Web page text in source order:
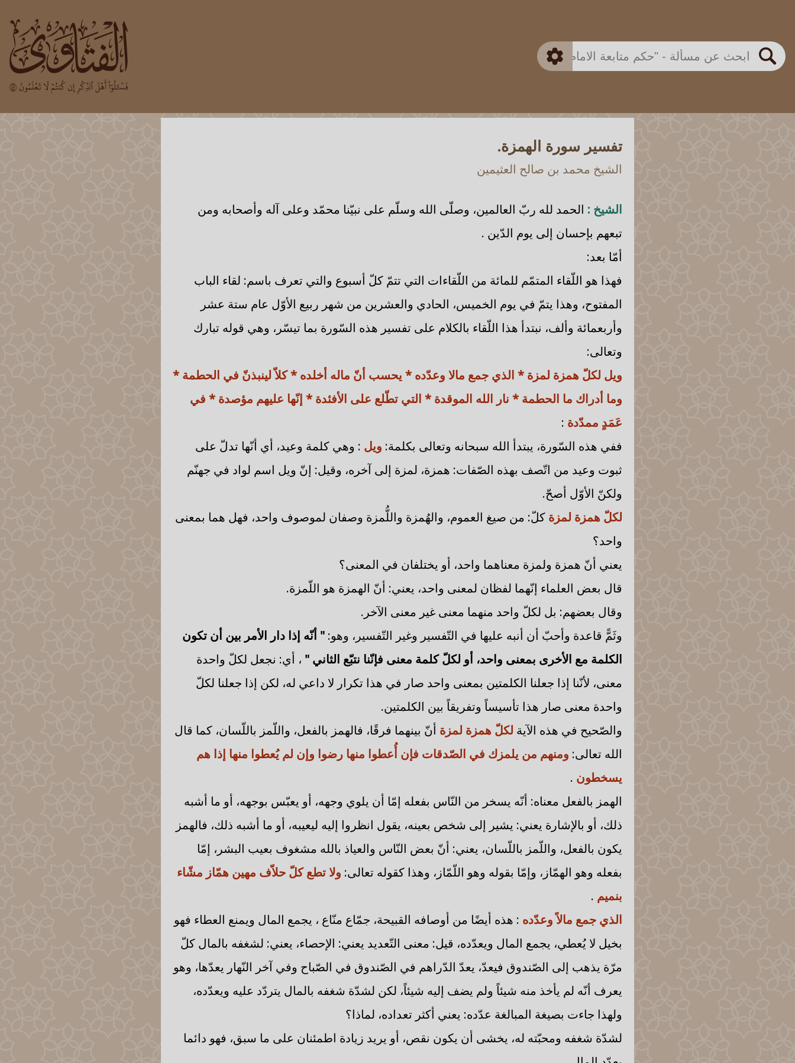
بحث
اللجنة الدائمة
متقدم
تفسير سورة الهمزة.
الشيخ محمد بن صالح العثيمين
الشيخ : الحمد لله ربّ العالمين، وصلّى الله وسلّم على نبيّنا محمّد وعلى آله وأصحابه ومن
تبعهم بإحسان إلى يوم الدّين .
أمّا بعد:
فهذا هو اللّقاء المتمّم للمائة من اللّقاءات التي تتمّ كلّ أسبوع والتي تعرف باسم: لقاء الباب
المفتوح، وهذا يتمّ في يوم الخميس، الحادي والعشرين من شهر ربيع الأوّل عام ستة عشر
وأربعمائة وألف، نبتدأ هذا اللّقاء بالكلام على تفسير هذه السّورة بما تيسّر، وهي قوله تبارك
وتعالى:
ويل لكلّ همزة لمزة * الذي جمع مالا وعدّده * يحسب أنّ ماله أخلده * كلاّ لينبذنّ في الحطمة *
وما أدراك ما الحطمة * نار الله الموقدة * التي تطّلع على الأفئدة * إنّها عليهم مؤصدة * في
عَمَدٍ ممدّدة :
ففي هذه السّورة، يبتدأ الله سبحانه وتعالى بكلمة: ويل : وهي كلمة وعيد، أي أنّها تدلّ على
ثبوت وعيد من اتّصف بهذه الصّفات: همزة، لمزة إلى آخره، وقيل: إنّ ويل اسم لواد في جهنّم
ولكنّ الأوّل أصحّ.
لكلّ همزة لمزة كلّ: من صيغ العموم، والهُمزة واللُّمزة وصفان لموصوف واحد، فهل هما بمعنى
واحد؟
يعني أنّ همزة ولمزة معناهما واحد، أو يختلفان في المعنى؟
قال بعض العلماء إنّهما لفظان لمعنى واحد، يعني: أنّ الهمزة هو اللّمزة.
وقال بعضهم: بل لكلّ واحد منهما معنى غير معنى الآخر.
وثَمًّ قاعدة وأحبّ أن أنبه عليها في التّفسير وغير التّفسير، وهو: " أنّه إذا دار الأمر بين أن تكون
الكلمة مع الأخرى بمعنى واحد، أو لكلّ كلمة معنى فإنّنا نتبّع الثاني " ، أي: نجعل لكلّ واحدة
معنى، لأنّنا إذا جعلنا الكلمتين بمعنى واحد صار في هذا تكرار لا داعي له، لكن إذا جعلنا لكلّ
واحدة معنى صار هذا تأسيساً وتفريقاً بين الكلمتين.
والصّحيح في هذه الآية لكلّ همزة لمزة أنّ بينهما فرقًا، فالهمز بالفعل، واللّمز باللّسان، كما قال
الله تعالى: ومنهم من يلمزك في الصّدقات فإن أُعطوا منها رضوا وإن لم يُعطوا منها إذا هم
يسخطون .
الهمز بالفعل معناه: أنّه يسخر من النّاس بفعله إمّا أن يلوي وجهه، أو يعبّس بوجهه، أو ما أشبه
ذلك، أو بالإشارة يعني: يشير إلى شخص بعينه، يقول انظروا إليه ليعيبه، أو ما أشبه ذلك، فالهمز
يكون بالفعل، واللّمز باللّسان، يعني: أنّ بعض النّاس والعياذ بالله مشغوف بعيب البشر، إمّا
بفعله وهو الهمّاز، وإمّا بقوله وهو اللّمّاز، وهذا كقوله تعالى: ولا تطع كلّ حلاّف مهين همّاز مشّاء
بنميم .
الذي جمع مالاً وعدّده : هذه أيضًا من أوصافه القبيحة، جمّاع منّاع ، يجمع المال ويمنع العطاء فهو
بخيل لا يُعطي، يجمع المال ويعدّده، قيل: معنى التّعديد يعني: الإحصاء، يعني: لشغفه بالمال كلّ
مرّة يذهب إلى الصّندوق فيعدّ، يعدّ الدّراهم في الصّندوق في الصّباح وفي آخر النّهار يعدّها، وهو
يعرف أنّه لم يأخذ منه شيئاً ولم يضف إليه شيئاً، لكن لشدّة شغفه بالمال يتردّد عليه ويعدّده،
ولهذا جاءت بصيغة المبالغة عدّده: يعني أكثر تعداده، لماذا؟
لشدّة شغفه ومحبّته له، يخشى أن يكون نقص، أو يريد زيادة اطمئنان على ما سبق، فهو دائما